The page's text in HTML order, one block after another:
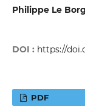
Philippe Le
DOI : https://
PDF